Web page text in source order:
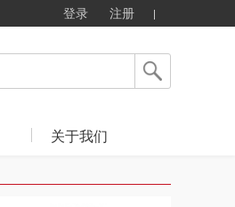
登录 注册
关于我们